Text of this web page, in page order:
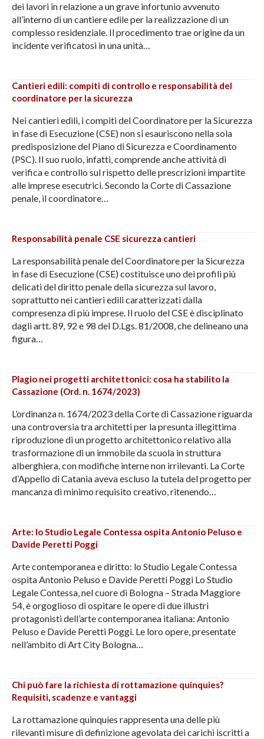
dei lavori in relazione a un grave infortunio avvenuto
all’interno di un cantiere edile per la realizzazione di un
complesso residenziale. Il procedimento trae origine da un
incidente verificatosi in una unità…
Cantieri edili: compiti di controllo e responsabilità del
coordinatore per la sicurezza
Nei cantieri edili, i compiti del Coordinatore per la Sicurezza
in fase di Esecuzione (CSE) non si esauriscono nella sola
predisposizione del Piano di Sicurezza e Coordinamento
(PSC). Il suo ruolo, infatti, comprende anche attività di
verifica e controllo sul rispetto delle prescrizioni impartite
alle imprese esecutrici. Secondo la Corte di Cassazione
penale, il coordinatore…
Responsabilità penale CSE sicurezza cantieri
La responsabilità penale del Coordinatore per la Sicurezza
in fase di Esecuzione (CSE) costituisce uno dei profili più
delicati del diritto penale della sicurezza sul lavoro,
soprattutto nei cantieri edili caratterizzati dalla
compresenza di più imprese. Il ruolo del CSE è disciplinato
dagli artt. 89, 92 e 98 del D.Lgs. 81/2008, che delineano una
figura…
Plagio nei progetti architettonici: cosa ha stabilito la
Cassazione (Ord. n. 1674/2023)
L’ordinanza n. 1674/2023 della Corte di Cassazione riguarda
una controversia tra architetti per la presunta illegittima
riproduzione di un progetto architettonico relativo alla
trasformazione di un immobile da scuola in struttura
alberghiera, con modifiche interne non irrilevanti. La Corte
d’Appello di Catania aveva escluso la tutela del progetto per
mancanza di minimo requisito creativo, ritenendo…
Arte: lo Studio Legale Contessa ospita Antonio Peluso e
Davide Peretti Poggi
Arte contemporanea e diritto: lo Studio Legale Contessa
ospita Antonio Peluso e Davide Peretti Poggi Lo Studio
Legale Contessa, nel cuore di Bologna – Strada Maggiore
54, è orgoglioso di ospitare le opere di due illustri
protagonisti dell’arte contemporanea italiana: Antonio
Peluso e Davide Peretti Poggi. Le loro opere, presentate
nell’ambito di Art City Bologna…
Chi può fare la richiesta di rottamazione quinquies?
Requisiti, scadenze e vantaggi
La rottamazione quinquies rappresenta una delle più
rilevanti misure di definizione agevolata dei carichi iscritti a